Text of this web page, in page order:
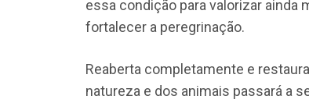
essa condição para valorizar ainda
fortalecer a peregrinação.
Reaberta completamente e
natureza e dos animais passará a